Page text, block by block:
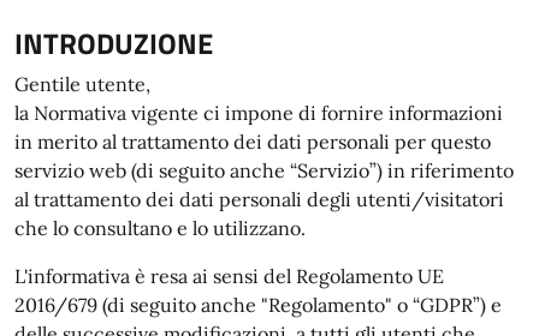
INTRODUZIONE
Gentile utente,
la Normativa vigente ci impone di fornire informazioni
in merito al trattamento dei dati personali per questo
servizio web (di seguito anche “Servizio”) in riferimento
al trattamento dei dati personali degli utenti/visitatori
che lo consultano e lo utilizzano.
L'informativa è resa ai sensi del Regolamento UE
2016/679 (di seguito anche "Regolamento" o “GDPR”) e